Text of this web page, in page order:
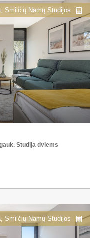
Smilčių Namų Studijos
Studija dviems
Smilčių Namų Studijos